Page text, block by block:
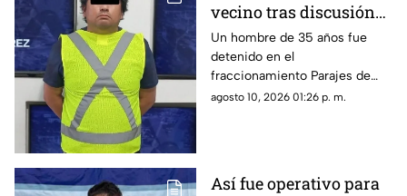
vecino tras discusión
por estacionamiento en
Ciudad Juárez
Un hombre de 35 años fue
detenido en el
fraccionamiento Parajes de
Oriente en Ciudad Juárez,
agosto 10, 2026 01:26 p. m.
Así fue operativo para